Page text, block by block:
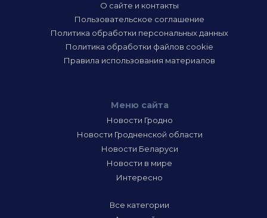
О сайте и контакты
Пользовательское соглашение
Политика обработки персональных данных
Политика обработки файлов cookie
Правила использования материалов
Меню сайта
Новости Гродно
Новости Гродненской области
Новости Беларуси
Новости в мире
Интересно
Все категории